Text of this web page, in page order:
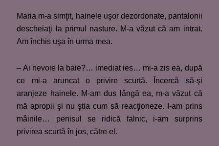
Maria m-a simţit, hainele uşor dezordonate, pantalonii
descheiaţi la primul nasture. M-a văzut că am intrat.
Am închis uşa în urma mea.
– Ai nevoie la baie?… imediat ies… mi-a zis ea, după
ce mi-a aruncat o privire scurtă. Încercă să-şi
aranjeze hainele. M-am dus lângă ea, m-a văzut că
mă apropii şi nu ştia cum să reacţioneze. I-am prins
mâinile… penisul se ridică falnic, i-am surprins
privirea scurtă în jos, către el.